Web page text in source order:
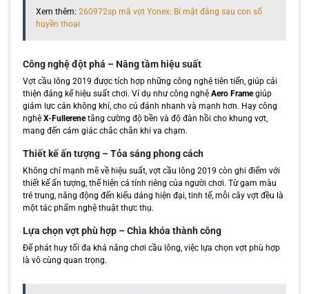
Xem thêm: 260972sp mã vợt Yonex: Bí mật đằng sau con số
huyền thoại
Công nghệ đột phá – Nâng tầm hiệu suất
Vợt cầu lông 2019 được tích hợp những công nghệ tiên tiến, giúp cải
thiện đáng kể hiệu suất chơi. Ví dụ như công nghệ Aero Framegiúp
giảm lực cản không khí, cho cú đánh nhanh và mạnh hơn. Hay công
nghệ X-Fullerenetăng cường độ bền và độ đàn hồi cho khung vợt,
mang đến cảm giác chắc chắn khi va chạm.
Thiết kế ấn tượng – Tỏa sáng phong cách
Không chỉ mạnh mẽ về hiệu suất, vợt cầu lông 2019 còn ghi điểm với
thiết kế ấn tượng, thể hiện cá tính riêng của người chơi. Từ gam màu
trẻ trung, năng động đến kiểu dáng hiện đại, tinh tế, mỗi cây vợt đều là
một tác phẩm nghệ thuật thực thụ.
Lựa chọn vợt phù hợp – Chìa khóa thành công
Để phát huy tối đa khả năng chơi cầu lông, việc lựa chọn vợt phù hợp
là vô cùng quan trọng.